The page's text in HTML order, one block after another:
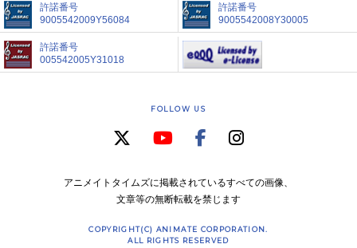
許諾番号
9005542009Y56084
許諾番号
9005542008Y30005
許諾番号
005542005Y31018
FOLLOW US
アニメイトタイムズに掲載されているすべての画像、
文章等の無断転載を禁じます
COPYRIGHT(C) ANIMATE CORPORATION.
ALL RIGHTS RESERVED